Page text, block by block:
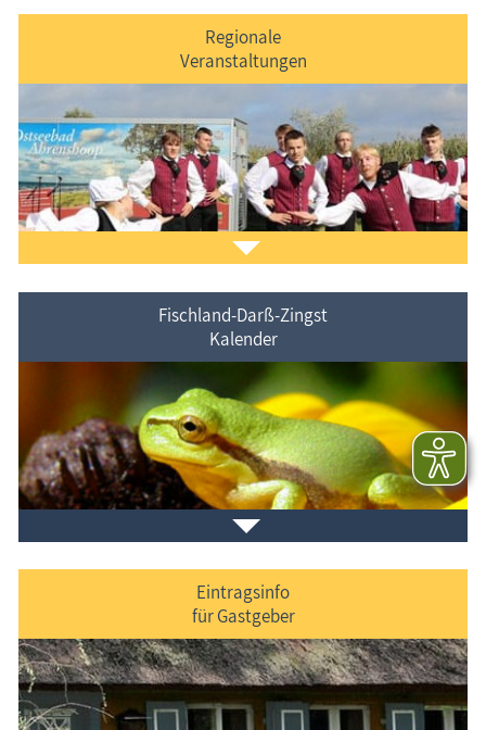
Der Ferienort "kurz & bündig" vorgestellt.
Regionale
Veranstaltungen
Veranstaltungen im Ferienort und in der Umgebung.
Fischland-Darß-Zingst
Kalender
Eintragsinfo
für Gastgeber